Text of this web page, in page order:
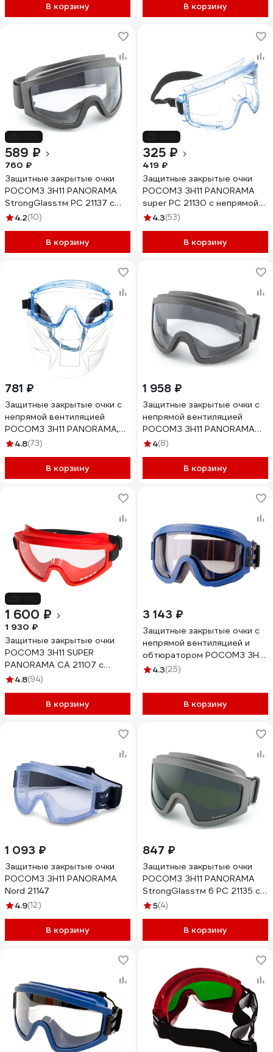
В корзину В корзину
589 ₽
760 ₽
Защитные закрытые очки
РОСОМЗ ЗН11 PANORAMA
StrongGlassтм PC 21137 с
непрямой вентиляцией
4.2(10)
В корзину
325 ₽
419 ₽
Защитные закрытые очки
РОСОМЗ ЗН11 PANORAMA
super PC 21130 с непрямой
вентиляцией
4.3(53)
В корзину
781 ₽
Защитные закрытые очки с
непрямой вентиляцией
РОСОМЗ ЗН11 PANORAMA,
super PC, с щитком
4.8(73)
В корзину
1 958 ₽
Защитные закрытые очки с
непрямой вентиляцией
РОСОМЗ ЗН11 PANORAMA
CRYSTALINE® (2С-1,2 РС)
4(8)
В корзину
1 600 ₽
1 930 ₽
Защитные закрытые очки
РОСОМЗ ЗН11 SUPER
PANORAMA CA 21107 с
непрямой вентиляцией
4.8(94)
В корзину
3 143 ₽
Защитные закрытые очки с
непрямой вентиляцией и
обтюратором РОСОМЗ ЗН11
PANORAMA Арктика 2С-1,2
4.3(25)
В корзину
1 093 ₽
Защитные закрытые очки
РОСОМЗ ЗН11 PANORAMA
Nord 21147
4.9(12)
В корзину
847 ₽
Защитные закрытые очки
РОСОМЗ ЗН11 PANORAMA
StrongGlassтм 6 PC 21135 с
непрямой вентиляцией
5(4)
В корзину